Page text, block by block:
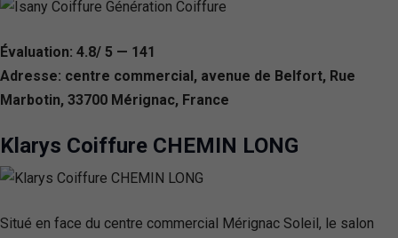
Évaluation: 4.8/ 5 — 141
Adresse: centre commercial, avenue de Belfort, Rue
Marbotin, 33700 Mérignac, France
Klarys Coiffure CHEMIN LONG
Situé en face du centre commercial Mérignac Soleil, le salon